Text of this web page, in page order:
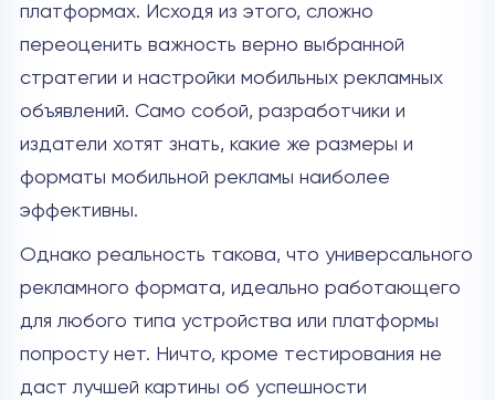
платформах. Исходя из этого, сложно
переоценить важность верно выбранной
стратегии и настройки мобильных рекламных
объявлений. Само собой, разработчики и
издатели хотят знать, какие же размеры и
форматы мобильной рекламы наиболее
эффективны.
Однако реальность такова, что универсального
рекламного формата, идеально работающего
для любого типа устройства или платформы
попросту нет. Ничто, кроме тестирования не
даст лучшей картины об успешности